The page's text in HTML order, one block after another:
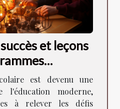
et leçons
scolaire à
est devenu une
l'éducation moderne,
à relever les défis